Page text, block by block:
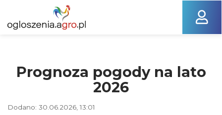
Prognoza pogody na lato
2026
Dodano: 30.06.2026, 13:01